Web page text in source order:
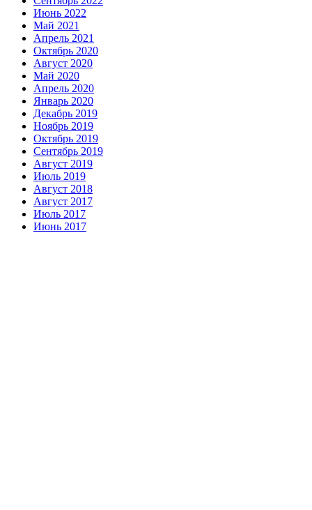
Июнь 2022
Май 2021
Апрель 2021
Октябрь 2020
Август 2020
Май 2020
Апрель 2020
Январь 2020
Декабрь 2019
Ноябрь 2019
Октябрь 2019
Сентябрь 2019
Август 2019
Июль 2019
Август 2018
Август 2017
Июль 2017
Июнь 2017